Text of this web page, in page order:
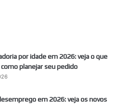
por idade em 2026: veja o que
planejar seu pedido
em 2026: veja os novos